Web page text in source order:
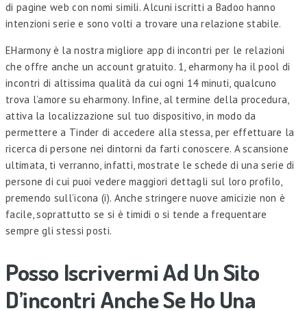
di pagine web con nomi simili. Alcuni iscritti a Badoo hanno
intenzioni serie e sono volti a trovare una relazione stabile.
EHarmony è la nostra migliore app di incontri per le relazioni
che offre anche un account gratuito. 1, eharmony ha il pool di
incontri di altissima qualità da cui ogni 14 minuti, qualcuno
trova l’amore su eharmony. Infine, al termine della procedura,
attiva la localizzazione sul tuo dispositivo, in modo da
permettere a Tinder di accedere alla stessa, per effettuare la
ricerca di persone nei dintorni da farti conoscere. A scansione
ultimata, ti verranno, infatti, mostrate le schede di una serie di
persone di cui puoi vedere maggiori dettagli sul loro profilo,
premendo sull’icona (i). Anche stringere nuove amicizie non è
facile, soprattutto se si è timidi o si tende a frequentare
sempre gli stessi posti.
Posso Iscrivermi Ad Un Sito
D’incontri Anche Se Ho Una